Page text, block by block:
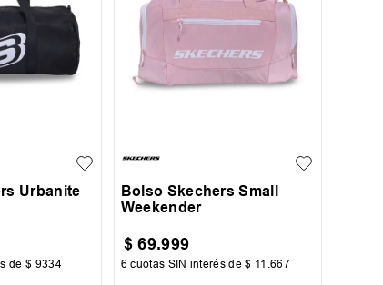
Urbanite
de$ 9334
Bolso Skechers Small
Weekender
$ 69.999
6 cuotas SIN interés de$ 11 .667